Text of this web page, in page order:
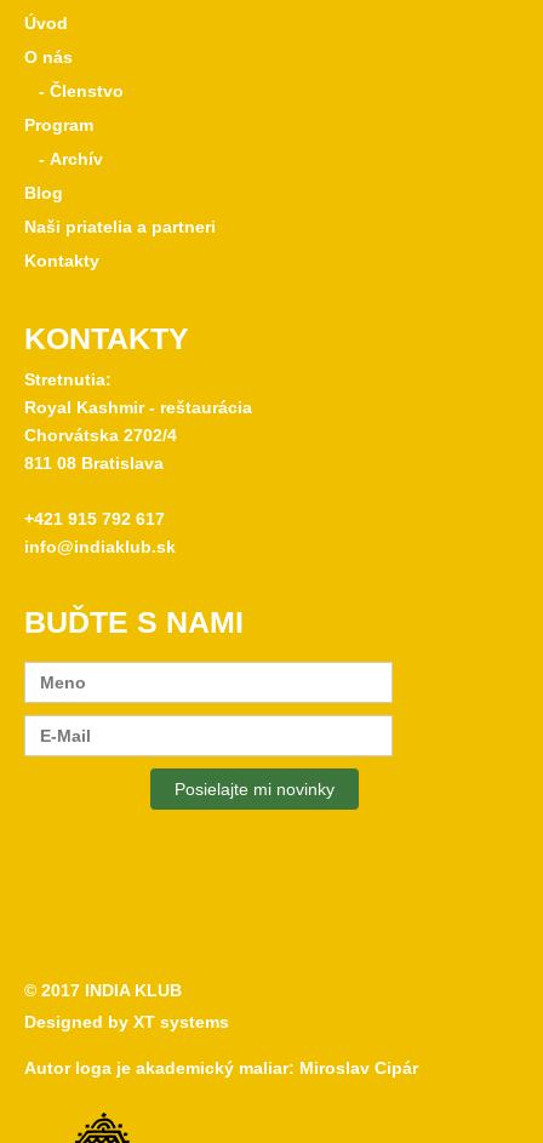
Úvod
O nás
- Členstvo
Program
- Archív
Blog
Naši priatelia a partneri
Kontakty
KONTAKTY
Stretnutia:
Royal Kashmir - reštaurácia
Chorvátska 2702/4
811 08 Bratislava
+421 915 792 617
info@indiaklub.sk
BUĎTE S NAMI
© 2017 INDIA KLUB
Designed by XT systems
Autor loga je akademický maliar: Miroslav Cipár